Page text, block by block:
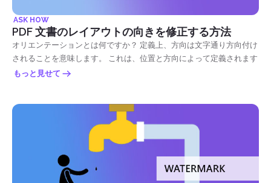
ASK HOW
PDF 文書のレイアウトの向きを修正する方法
オリエンテーションとは何ですか？ 定義上、方向は文字通り方向付け
されることを意味します。 これは、位置と方向によって定義されます
もっと見せて